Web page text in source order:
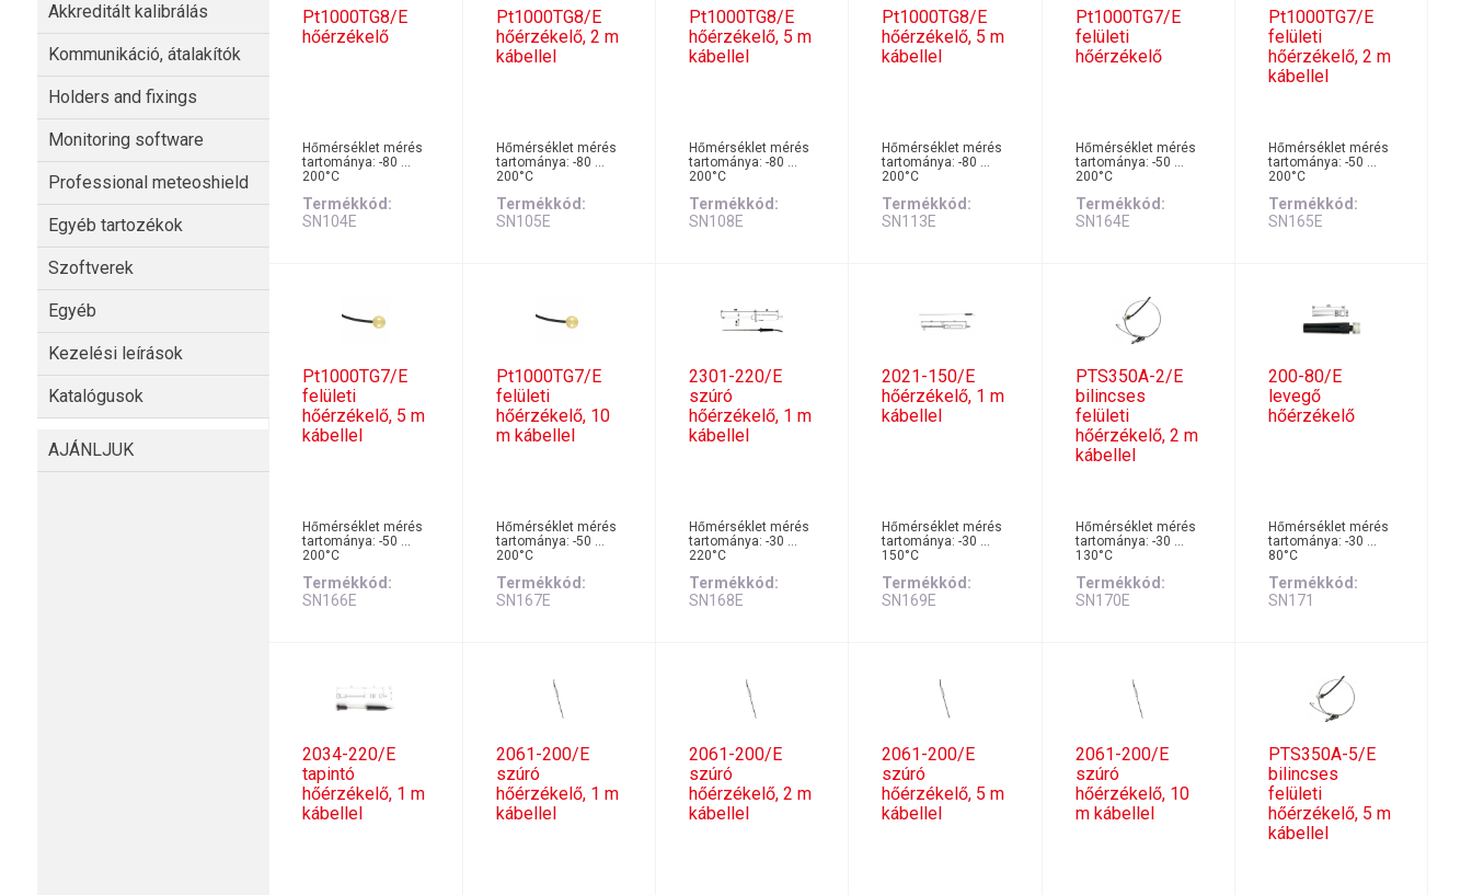
Akkreditált kalibrálás
Kommunikáció, átalakítók
Holders and fixings
Monitoring software
Professional meteoshield
Egyéb tartozékok
Szoftverek
Egyéb
Kezelési leírások
Katalógusok
AJÁNLJUK
Pt1000TG8/E
hőérzékelő
Hőmérséklet mérés
tartománya: -80 …
200°C
Termékkód
SN104E
Pt1000TG8/E
hőérzékelő, 2 m
kábellel
Hőmérséklet mérés
tartománya: -80 …
200°C
Termékkód
SN105E
Pt1000TG8/E
hőérzékelő, 5 m
kábellel
Hőmérséklet mérés
tartománya: -80 …
200°C
Termékkód
SN108E
Pt1000TG8/E
hőérzékelő, 5 m
kábellel
Hőmérséklet mérés
tartománya: -80 …
200°C
Termékkód
SN113E
Pt1000TG7/E
felületi
hőérzékelő
Hőmérséklet mérés
tartománya: -50 …
200°C
Termékkód
SN164E
Pt1000TG7/E
felületi
hőérzékelő, 2 m
kábellel
Hőmérséklet mérés
tartománya: -50 …
200°C
Termékkód
SN165E
Pt1000TG7/E
felületi
hőérzékelő, 5 m
kábellel
Hőmérséklet mérés
tartománya: -50 …
200°C
Termékkód
SN166E
Pt1000TG7/E
felületi
hőérzékelő, 10
m kábellel
Hőmérséklet mérés
tartománya: -50 …
200°C
Termékkód
SN167E
2301-220/E
szúró
hőérzékelő, 1 m
kábellel
Hőmérséklet mérés
tartománya: -30 …
220°C
Termékkód
SN168E
2021-150/E
hőérzékelő, 1 m
kábellel
Hőmérséklet mérés
tartománya: -30 …
150°C
Termékkód
SN169E
PTS350A-2/E
bilincses
felületi
hőérzékelő, 2 m
kábellel
Hőmérséklet mérés
tartománya: -30 …
130°C
Termékkód
SN170E
200-80/E
levegő
hőérzékelő
Hőmérséklet mérés
tartománya: -30 …
80°C
Termékkód
SN171
2034-220/E
tapintó
hőérzékelő, 1 m
kábellel
2061-200/E
szúró
hőérzékelő, 1 m
kábellel
2061-200/E
szúró
hőérzékelő, 2 m
kábellel
2061-200/E
szúró
hőérzékelő, 5 m
kábellel
2061-200/E
szúró
hőérzékelő, 10
m kábellel
PTS350A-5/E
bilincses
felületi
hőérzékelő, 5 m
kábellel